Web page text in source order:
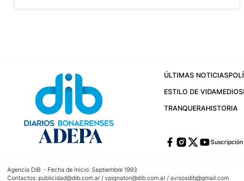
ÚLTIMAS NOTICIAS
ESTILO DE VIDAMEDIOS
TRANQUERAHISTORIA
Agencia DIB - Fecha de Inicio: Septiembre 1993
Contactos: publicidad@dib.com.ar / vpignaton@dib.com.ar / avisosdib@gmail.com